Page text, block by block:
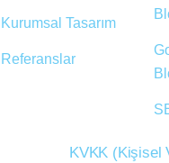
Kurumsal Tasarım
Referanslar
KVKK (Kişisel